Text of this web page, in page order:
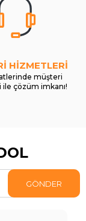
HİZMETLERİ
müşteri
çözüm imkanı!
GÖNDER